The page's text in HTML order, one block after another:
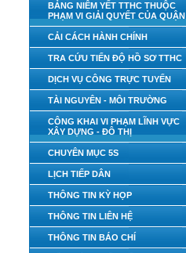
BẢNG NIÊM YẾT TTHC THUỘC
PHẠM VI GIẢI QUYẾT CỦA QUẬN
CẢI CÁCH HÀNH CHÍNH
TRA CỨU TIẾN ĐỘ HỒ SƠ TTHC
DỊCH VỤ CÔNG TRỰC TUYẾN
TÀI NGUYÊN - MÔI TRƯỜNG
CÔNG KHAI VI PHẠM LĨNH VỰC
XÂY DỰNG - ĐÔ THỊ
CHUYÊN MỤC 5S
LỊCH TIẾP DÂN
THÔNG TIN KỲ HỌP
THÔNG TIN LIÊN HỆ
THÔNG TIN BÁO CHÍ